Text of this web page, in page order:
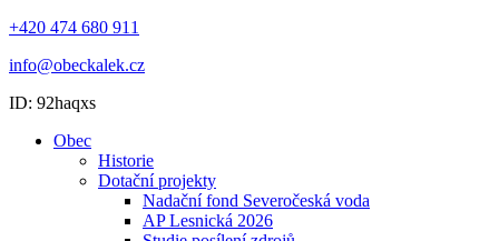
+420 474 680 911
info@obeckalek.cz
ID: 92haqxs
Obec
Historie
Dotační projekty
Nadační fond Severočeská voda
AP Lesnická 2026